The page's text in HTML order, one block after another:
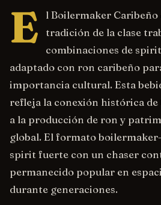
E
l Boilermaker
tradición de la clase
combinaciones de
adaptado con ron caribeño
importancia cultural. Esta
refleja la conexión histórica de
a la producción de ron y
global. El formato
spirit fuerte con un chaser
permanecido popular en
durante generaciones.